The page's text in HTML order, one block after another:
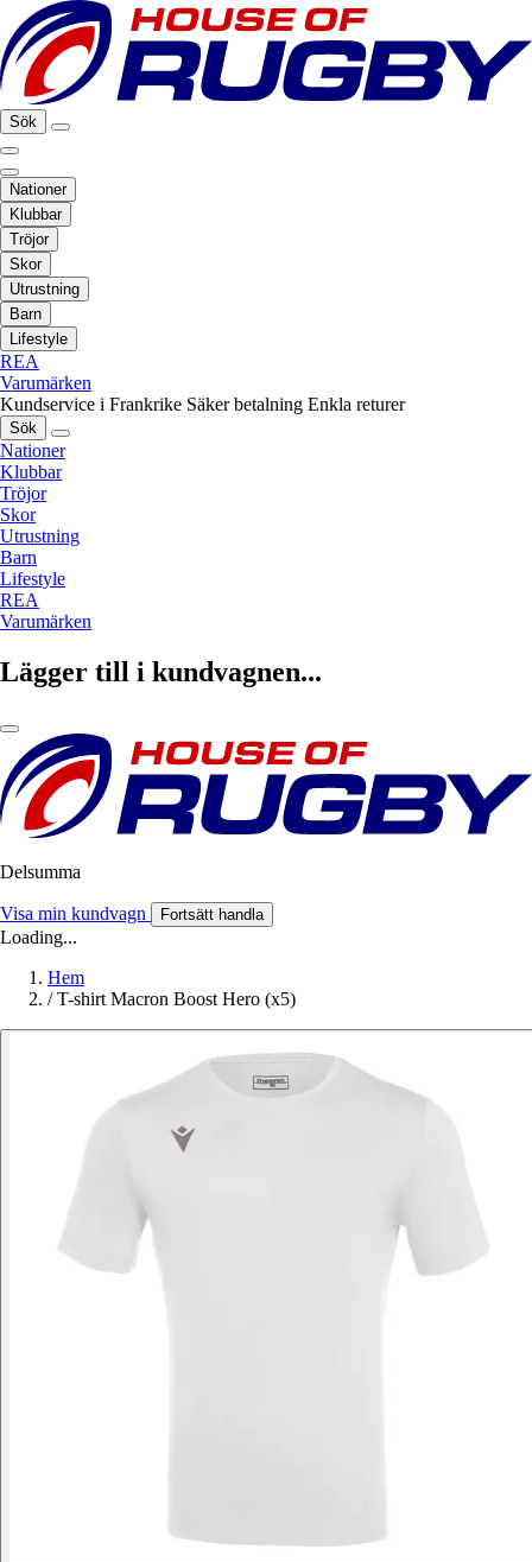
Sök
Nationer
Klubbar
Tröjor
Skor
Utrustning
Barn
Lifestyle
REA
Varumärken
Kundservice i Frankrike Säker betalning Enkla returer
Sök
Nationer
Klubbar
Tröjor
Skor
Utrustning
Barn
Lifestyle
REA
Varumärken
Lägger till i kundvagnen...
Delsumma
Visa min kundvagn Fortsätt handla
Loading...
Hem
/ T-shirt Macron Boost Hero (x5)